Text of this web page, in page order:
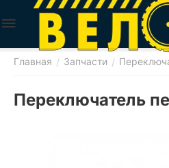
Главная / Запчасти /
Переключатель